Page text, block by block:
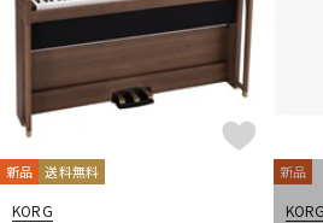
新品 送料無料
KORG
新品
KORG